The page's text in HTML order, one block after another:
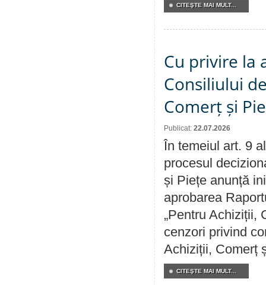
CITEŞTE MAI MULT...
Cu privire la
Consiliului
Comerț și
Publicat: 22.07.2026
În temeiul art. 9
procesul
și Piețe anunță
aprobarea
„Pentru Achiziții,
cenzori privind
Achiziții, Comerț
CITEŞTE MAI MULT...